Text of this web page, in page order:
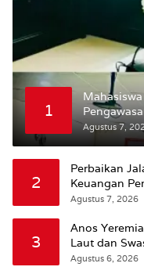
1
Bursel
Jalan
Agustus 7,
2
Perbaikan
Keuangan
Agustus 7, 2026
3
Anos
Laut dan
Agustus 6, 2026